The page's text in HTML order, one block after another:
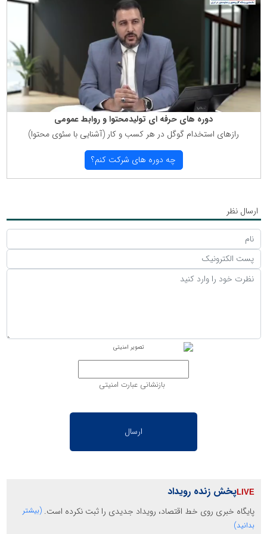
دوره های حرفه ای تولیدمحتوا و روابط عمومی
رازهای استخدام گوگل در هر كسب و كار (آشنایی با سئوی محتوا)
چه دوره های شركت كنم؟
ارسال نظر
بازنشانی عبارت امنیتی
پخش زنده رویداد
پایگاه خبری روی خط اقتصاد، رویداد جدیدی را ثبت نکرده است. (بیشتر
بدانید)